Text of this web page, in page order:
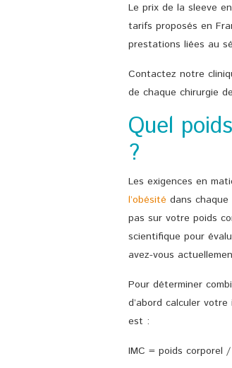
Le prix de la sleeve
tarifs proposés en
prestations liées au
Contactez notre
de chaque chirurgie
Quel
?
Les exigences en
l’obésité dans
pas sur votre poids
scientifique pour
avez-vous
Pour déterminer
d’abord calculer
est :
IMC = poids corporel